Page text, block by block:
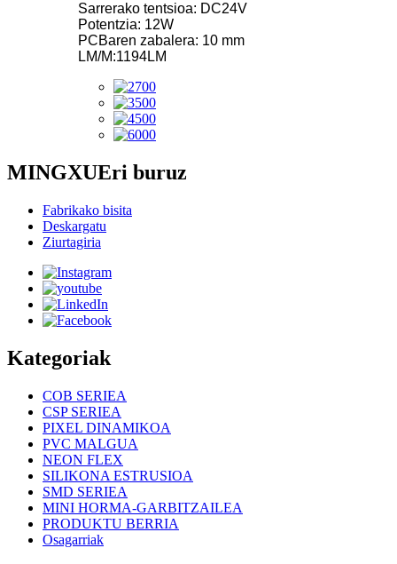
Sarrerako tentsioa: DC24V
Potentzia: 12W
PCBaren zabalera: 10 mm
LM/M:1194LM
MINGXUEri buruz
Fabrikako bisita
Deskargatu
Ziurtagiria
Kategoriak
COB SERIEA
CSP SERIEA
PIXEL DINAMIKOA
PVC MALGUA
NEON FLEX
SILIKONA ESTRUSIOA
SMD SERIEA
MINI HORMA-GARBITZAILEA
PRODUKTU BERRIA
Osagarriak